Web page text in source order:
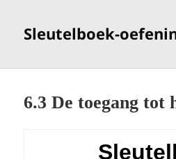
Sleutelboek-
6.3 De toegang tot